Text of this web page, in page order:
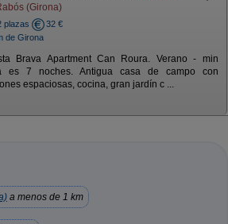
(Girona)
plazas
32 €
de Girona
Brava Apartment Can Roura. Verano - min
es 7 noches. Antigua casa de campo con
espaciosas, cocina, gran jardín c ...
a menos de 1 km